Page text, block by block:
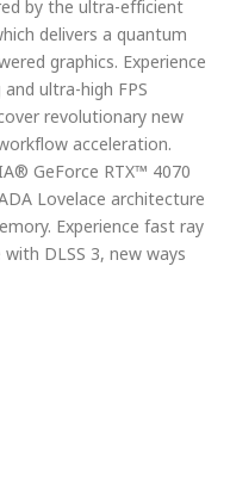
by the ultra-efficient
delivers a quantum
graphics. Experience
ultra-high FPS
revolutionary new
acceleration.
GeForce RTX™️ 4070
Lovelace architecture
Experience fast ray
DLSS 3, new ways